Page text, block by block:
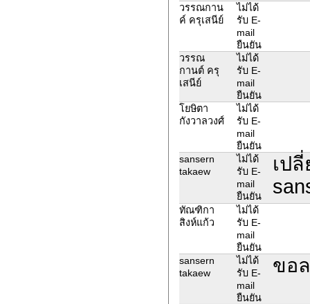
วรรณกาน
ค์ ครุเสนีย์
ไม่ได้
รับ E-
mail
ยืนยัน
วรรณ
กานต์ ครุ
เสนีย์
ไม่ได้
รับ E-
mail
ยืนยัน
โยษิตา
กังวาลวงศ์
ไม่ได้
รับ E-
mail
ยืนยัน
sansern
takaew
ไม่ได้
รับ E-
mail
ยืนยัน
เป
ทัณฑิกา
สิงห์แก้ว
ไม่ได้
รับ E-
mail
ยืนยัน
sansern
takaew
ไม่ได้
รับ E-
mail
ยืนยัน
ขอ